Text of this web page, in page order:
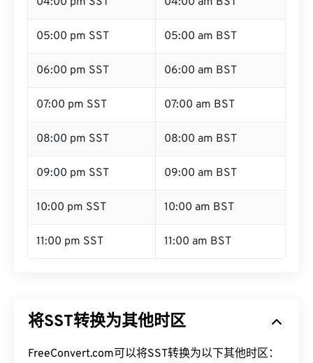
05:00 pm SST 05:00 am BST
06:00 pm SST 06:00 am BST
07:00 pm SST 07:00 am BST
08:00 pm SST 08:00 am BST
09:00 pm SST 09:00 am BST
10:00 pm SST 10:00 am BST
11:00 pm SST 11:00 am BST
将SST转换为其他时区
FreeConvert.com可以将SST转换为以下其他时区：